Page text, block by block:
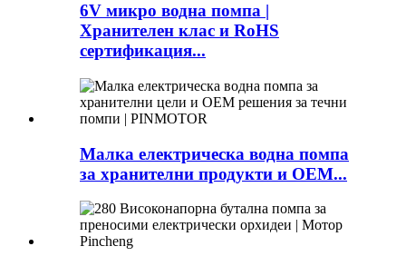
6V микро водна помпа |
Хранителен клас и RoHS
сертификация...
Малка електрическа водна помпа
за хранителни продукти и OEM...